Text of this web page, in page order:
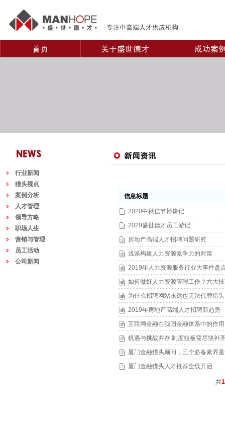
行业新闻
猎头视点
案例分析
人才管理
领导方略
职场人生
营销与管理
员工活动
公司新闻
信息标题
2020中秋佳节博饼记
2020盛世德才员工游记
房地产高端人才招聘问题研究
浅谈构建人力资源竞争力的对策
2019年人力资源服务行业大事件盘
如何做好人力资源管理工作？六大
为什么招聘网站永远也无法代替猎
2019年房地产高端人才招聘新趋势
互联网金融在我国金融体系中的作用
机遇与挑战并存 制度短板需尽快补
厦门金融猎头顾问，三个必备素养
厦门金融猎头人才推荐全线开启
共